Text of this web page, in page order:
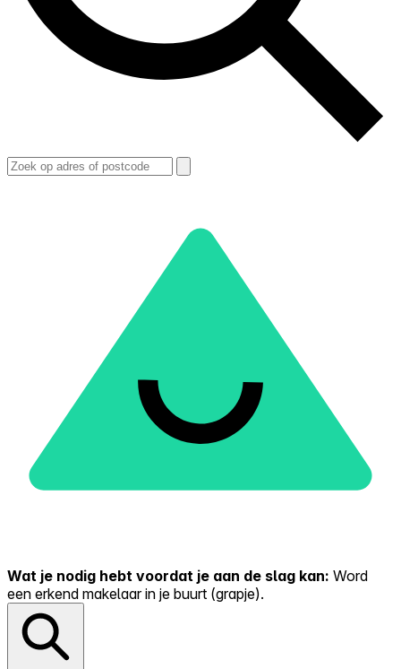
Wat je nodig hebt voordat je aan de slag kan: Word
een erkend makelaar in je buurt (grapje).